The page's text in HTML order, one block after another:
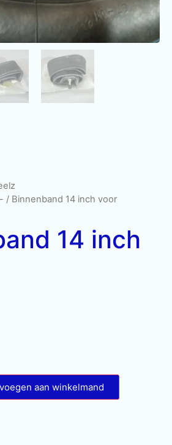
/ Binnenband 14 inch voor
14 inch
aan winkelmand